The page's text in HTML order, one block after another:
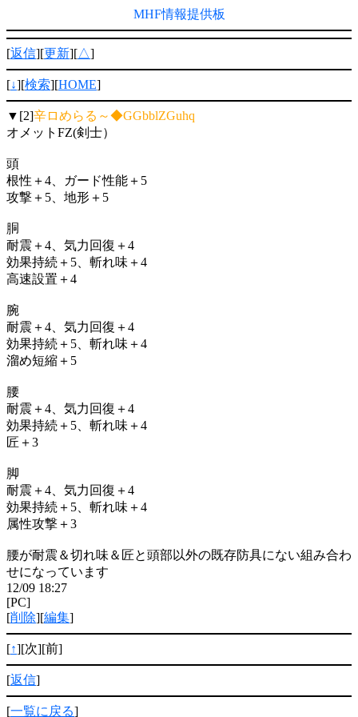
MHF情報提供板
[返信][更新][△]
[↓][検索][HOME]
▼[2]辛ロめらる～◆GGbblZGuhq
オメットFZ(剣士）
頭
根性＋4、ガード性能＋5
攻撃＋5、地形＋5
胴
耐震＋4、気力回復＋4
効果持続＋5、斬れ味＋4
高速設置＋4
腕
耐震＋4、気力回復＋4
効果持続＋5、斬れ味＋4
溜め短縮＋5
腰
耐震＋4、気力回復＋4
効果持続＋5、斬れ味＋4
匠＋3
脚
耐震＋4、気力回復＋4
効果持続＋5、斬れ味＋4
属性攻撃＋3
腰が耐震＆切れ味＆匠と頭部以外の既存防具にない組み合わ
せになっています
12/09 18:27
[PC]
[削除][編集]
[↑][次][前]
[返信]
[一覧に戻る]